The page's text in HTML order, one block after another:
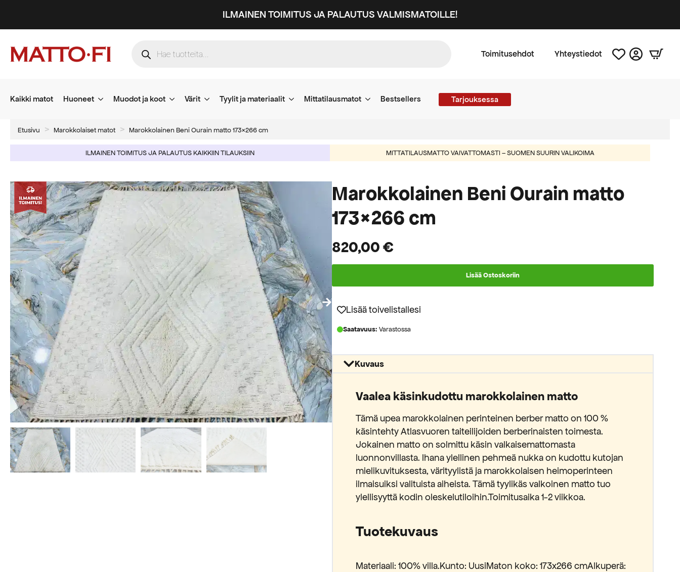
ILMAINEN TOIMITUS JA PALAUTUS VALMISMATOILLE!
search
Toimitusehdot Yhteystiedot
Kaikki matot Huoneet Muodot ja koot Värit Tyylit ja materiaalit Mittatilausmatot Bestsellers Tarjouksessa
Etusivu Marokkolaiset matot Marokkolainen Beni Ourain matto 173×266 cm
ILMAINEN TOIMITUS JA PALAUTUS KAIKKIIN TILAUKSIIN MITTATILAUSMATTO VAIVATTOMASTI – SUOMEN SUURIN VALIKOIMA
Marokkolainen Beni Ourain matto
173×266 cm
820,00€
Lisää Ostoskoriin
Lisää toivelistallesi
Saatavuus: Varastossa
Kuvaus
Vaalea käsinkudottu marokkolainen matto
Tämä upea marokkolainen perinteinen berber matto on 100 %
käsintehty Atlasvuoren taiteilijoiden berberinaisten toimesta.
Jokainen matto on solmittu käsin valkaisemattomasta
luonnonvillasta. Ihana ylellinen pehmeä nukka on kudottu kutojan
mielikuvituksesta, värityylistä ja marokkolaisen heimoperinteen
ilmaisuiksi valituista aiheista. Tämä tyylikäs valkoinen matto tuo
ylellisyyttä kodin oleskelutiloihin.Toimitusaika 1-2 viikkoa.
Tuotekuvaus
Materiaali: 100% villa.Kunto: UusiMaton koko: 173x266 cmAlkuperä: